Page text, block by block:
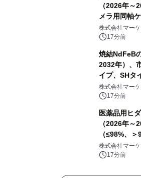
（2026年～
メラ用同軸
ー用同軸ケ
軸ケーブル
株式会社マー
17分前
焼結NdFeB
2032年）、
イプ、SHタ
ートを発表
株式会社マー
17分前
医薬品用ヒ
（2026年～
（≤98%、
発表
株式会社マー
17分前